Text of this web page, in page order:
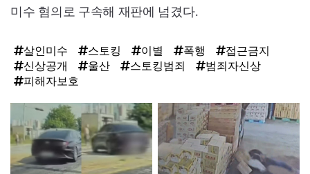
미수 혐의로 구속해 재판에 넘겼다.
살인미수 스토킹 이별 폭행
접근금지
신상공개
울산 스토킹범죄
범죄자신상
피해자보호
탑
라
인